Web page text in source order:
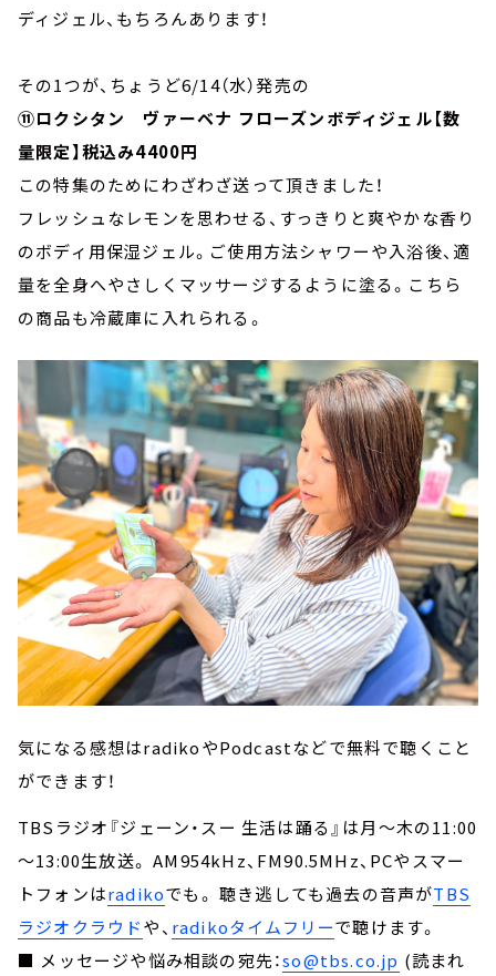
ディジェル、もちろんあります！
その1つが、ちょうど6/14（水）発売の
⑪ロクシタン ヴァーベナ フローズンボディジェル【数
量限定】税込み4400円
この特集のためにわざわざ送って頂きました！
フレッシュなレモンを思わせる、すっきりと爽やかな香り
のボディ用保湿ジェル。ご使用方法シャワーや入浴後、適
量を全身へやさしくマッサージするように塗る。こちら
の商品も冷蔵庫に入れられる。
気になる感想はradikoやPodcastなどで無料で聴くこと
ができます！
TBSラジオ『ジェーン・スー 生活は踊る』は月～木の11:00
～13:00生放送。 AM954kHz、FM90.5MHz、PCやスマー
トフォンはradikoでも。 聴き逃しても過去の音声がTBS
ラジオクラウドや、 radikoタイムフリーで聴けます。
■ メッセージや悩み相談の宛先：so@tbs.co.jp (読まれ